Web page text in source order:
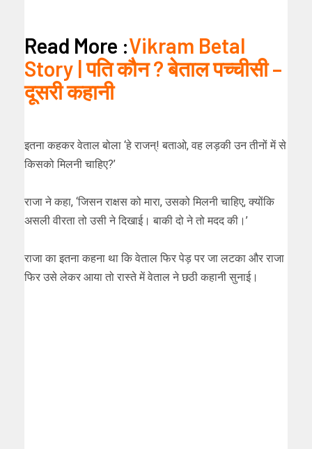
Read More :Vikram Betal
Story | पति कौन ? बेताल पच्चीसी –
दूसरी कहानी
इतना कहकर वेताल बोला ‘हे राजन्! बताओ, वह लड़की उन तीनों में से
किसको मिलनी चाहिए?’
राजा ने कहा, ‘जिसन राक्षस को मारा, उसको मिलनी चाहिए, क्योंकि
असली वीरता तो उसी ने दिखाई। बाकी दो ने तो मदद की।’
राजा का इतना कहना था कि वेताल फिर पेड़ पर जा लटका और राजा
फिर उसे लेकर आया तो रास्ते में वेताल ने छठी कहानी सुनाई।